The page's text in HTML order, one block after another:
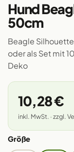
Hund
50cm
Beagle
oder als Set mit
Deko
10,28 €
inkl. MwSt. · zzgl.
Größe